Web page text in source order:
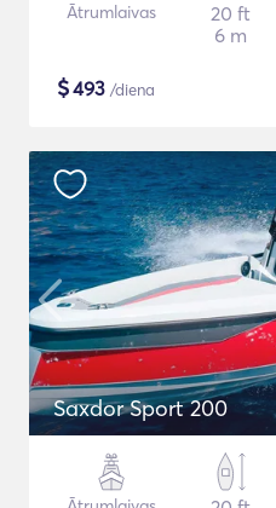
Ātrumlaivas
20 ft
6 m
$493 /diena
Saxdor Sport 200